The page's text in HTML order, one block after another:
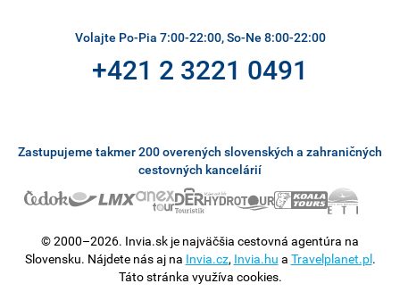
Volajte Po-Pia 7:00-22:00, So-Ne 8:00-22:00
+421 2 3221 0491
Zastupujeme takmer 200 overených slovenských a zahraničných
cestovných kancelárií
© 2000–2026. Invia.sk je najväčšia cestovná agentúra na
Slovensku. Nájdete nás aj na Invia.cz, Invia.hu a Travelplanet.pl .
Táto stránka využíva cookies.